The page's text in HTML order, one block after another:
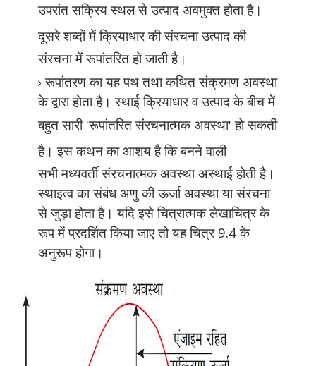
उपरांत सक्रिय स्थल से उत्पाद अवमुक्त होता है।
दूसरे शब्दों में क्रियाधार की संरचनाउत्पाद की
संरचना में रूपांतरित हो जाती है।
रूपांतरणका यह पथ तथा कथित संक्रमण अवस्था
के द्वाराहोता है। स्थाई क्रियाधार व उत्पाद के बीच में
बहुतसारी 'रूपांतरित संरचनात्मक अवस्था'हो सकती
है।इस कथन का आशय है कि बनने वाली
सभीमध्यवर्ती संरचनात्मक अवस्था अस्थाई होती है।
स्थाइत्वका संबंध अणु की ऊर्जा अवस्था या संरचना
से जुड़ाहोता है। यदि इसे चित्रात्मक लेखाचित्र के
रूप मेंप्रदर्शित किया जाए तो यह चित्र 9.4 के
अनुरूप होगा।